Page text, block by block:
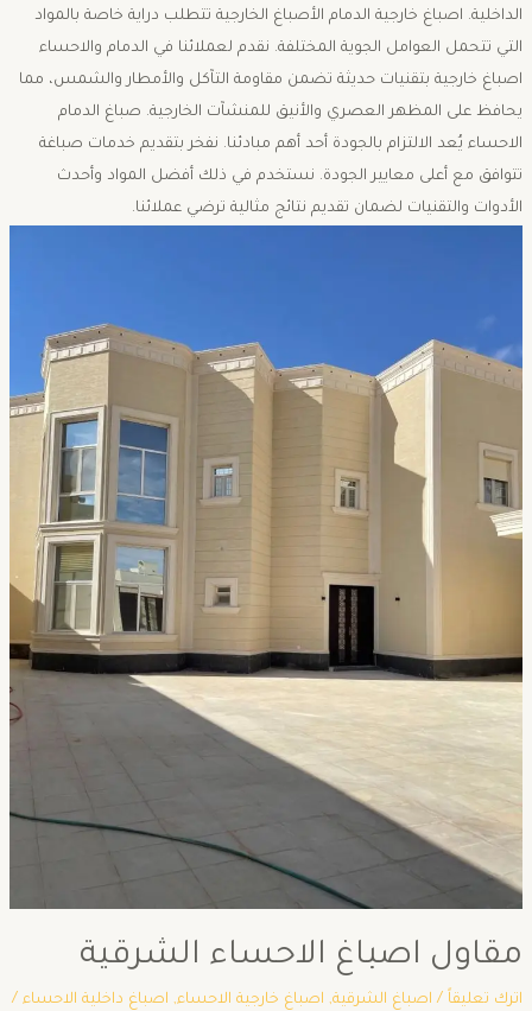
الداخلية. اصباغ خارجية الدمام الأصباغ الخارجية تتطلب دراية خاصة بالمواد
التي تتحمل العوامل الجوية المختلفة. نقدم لعملائنا في الدمام والاحساء
اصباغ خارجية بتقنيات حديثة تضمن مقاومة التآكل والأمطار والشمس، مما
يحافظ على المظهر العصري والأنيق للمنشآت الخارجية. صباغ الدمام
الاحساء يُعد الالتزام بالجودة أحد أهم مبادئنا. نفخر بتقديم خدمات صباغة
تتوافق مع أعلى معايير الجودة. نستخدم في ذلك أفضل المواد وأحدث
الأدوات والتقنيات لضمان تقديم نتائج مثالية ترضي عملائنا.
مقاول اصباغ الاحساء الشرقية
اترك تعليقاً / اصباغ الشرقية, اصباغ خارجية الاحساء, اصباغ داخلية الاحساء/